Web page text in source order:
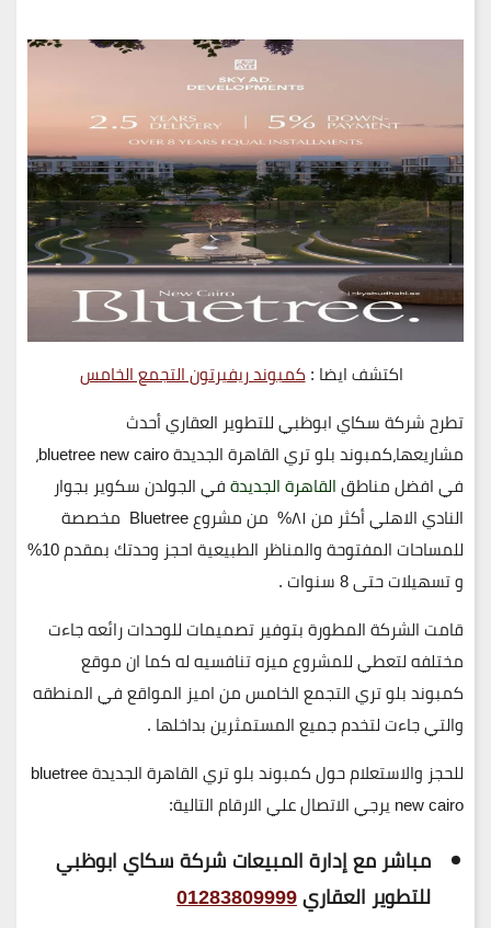
اكتشف ايضا :كمبوند ريفيرتون التجمع الخامس
تطرح شركة سكاي ابوظبي للتطوير العقاري أحدث
مشاريعها،كمبوند بلو تري القاهرة الجديدة bluetree new cairo،
في افضل مناطقالقاهرة الجديدةفي الجولدن سكوير بجوار
النادي الاهلي أكثر من ٨١% من مشروع Bluetree مخصصة
للمساحات المفتوحة والمناظر الطبيعية احجز وحدتك بمقدم 10%
و تسهيلات حتى 8 سنوات .
قامت الشركة المطورة بتوفير تصميمات للوحدات رائعه جاءت
مختلفه لتعطي للمشروع ميزه تنافسيه له كما ان موقع
كمبوند بلو تري التجمع الخامس من اميز المواقع في المنطقه
والتي جاءت لتخدم جميع المستمثرين بداخلها .
للحجز والاستعلام حول كمبوند بلو تري القاهرة الجديدة bluetree
new cairo يرجي الاتصال علي الارقام التالية:
مباشر مع إدارة المبيعات شركة سكاي ابوظبي
للتطوير العقاري01283809999